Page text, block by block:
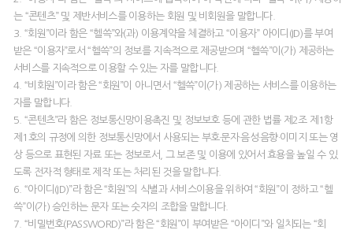
는 “콘텐츠” 및 제반서비스를 이용하는 회원 및 비회원을 말합니다.
3. “회원”이라 함은 “헬쓱”와(과) 이용계약을 체결하고 “이용자” 아이디(ID)를 부여
받은 “이용자”로서 “헬쓱”의 정보를 지속적으로 제공받으며 “헬쓱”이(가) 제공하는
서비스를 지속적으로 이용할 수 있는 자를 말합니다.
4. “비회원”이라 함은 “회원”이 아니면서 “헬쓱”이(가) 제공하는 서비스를 이용하는
자를 말합니다.
5. “콘텐츠”라 함은 정보통신망이용촉진 및 정보보호 등에 관한 법률 제2조 제1항
제1호의 규정에 의한 정보통신망에서 사용되는 부호·문자·음성·음향·이미지 또는 영
상 등으로 표현된 자료 또는 정보로서, 그 보존 및 이용에 있어서 효용을 높일 수 있
도록 전자적 형태로 제작 또는 처리된 것을 말합니다.
6. “아이디(ID)”라 함은 “회원”의 식별과 서비스이용을 위하여 “회원”이 정하고 “헬
쓱”이(가) 승인하는 문자 또는 숫자의 조합을 말합니다.
7. “비밀번호(PASSWORD)”라 함은 “회원”이 부여받은 “아이디”와 일치되는 “회